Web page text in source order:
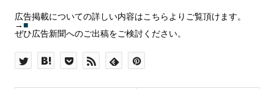
広告掲載についての詳しい内容はこちらよりご覧頂けます。
→■
ぜひ広告新聞へのご出稿をご検討ください。